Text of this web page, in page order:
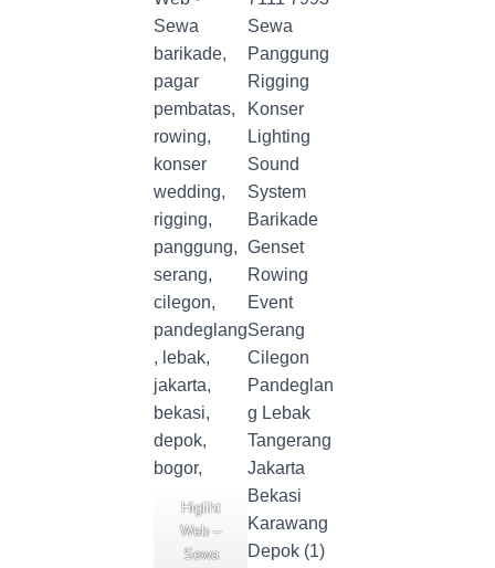
Higliht
Web –
Sewa